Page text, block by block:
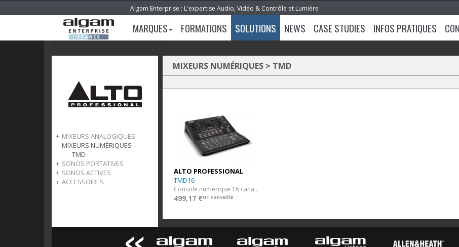
Algam Enterprise : L'expertise Audio, Vidéo & Contrôle et Lumière
MARQUES FORMATIONS SOLUTIONS NEWS CASE STUDIES INFOS PRATIQUES
MIXEURS ANALOGIQUES
TrueMix
MIXEURS NUMÉRIQUES
TMD
SONOS PORTATIVES
Busker
Uber
SONOS ACTIVES
TX
ACCESSOIRES
MIXEURS NUMÉRIQUES > TMD
ALTO PROFESSIONAL
TMD16
Console numérique 16 canaux, BT & USB
499,17 €HT Conseillé